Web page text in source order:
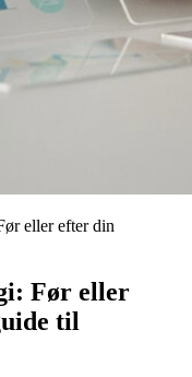
eller efter din
Før eller
til